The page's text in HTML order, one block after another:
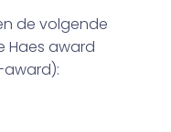
de volgende
Haes award
award):